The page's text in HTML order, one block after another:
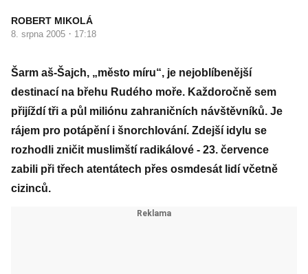
ROBERT MIKOLÁ
8. srpna 2005 · 17:18
Šarm aš-Šajch, „město míru“, je nejoblíbenější
destinací na břehu Rudého moře. Každoročně sem
přijíždí tři a půl miliónu zahraničních návštěvníků. Je
rájem pro potápění i šnorchlování. Zdejší idylu se
rozhodli zničit muslimští radikálové - 23. července
zabili při třech atentátech přes osmdesát lidí včetně
cizinců.